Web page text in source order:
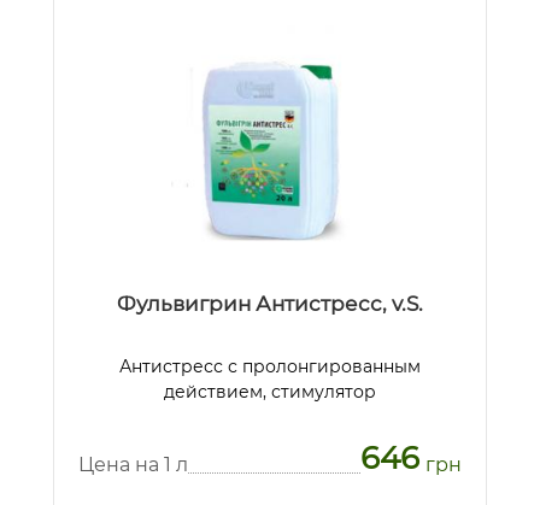
Фульвигрин Антистресс, v.S.
Антистресс с пролонгированным
действием, стимулятор
Цена на 1 л 646 грн